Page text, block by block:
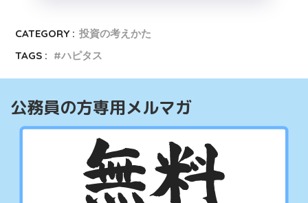
CATEGORY : 投資の考えかた
TAGS :
ハピタス
公務員の方専用メルマガ